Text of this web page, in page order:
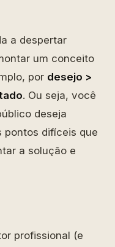
a despertar
um conceito
por desejo >
. Ou seja, você
deseja
pontos difíceis que
a solução e
profissional (e